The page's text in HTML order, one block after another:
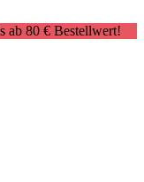
ab 80 € Bestellwert!